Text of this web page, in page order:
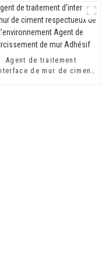
Agent de traitement
de mur de ciment